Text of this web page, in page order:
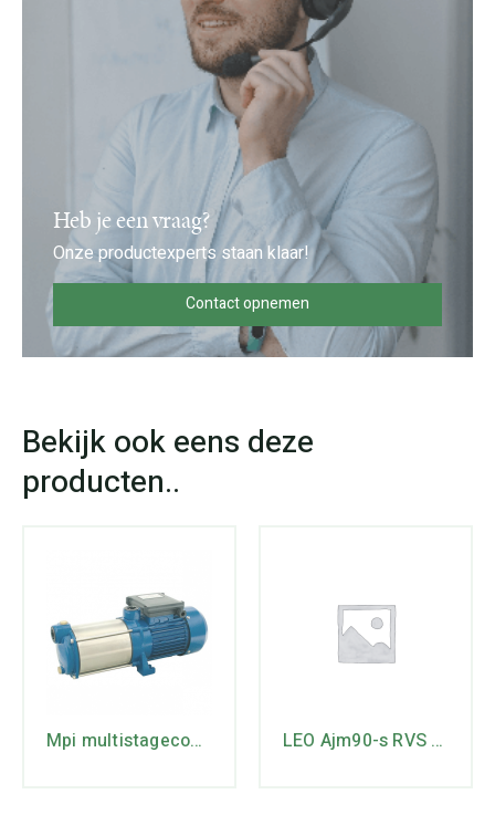
Heb je een vraag?
Onze productexperts staan klaar!
Contact opnemen
Mpi multistagecontrol type M LEO Ajm90-s RVS JET-pomp